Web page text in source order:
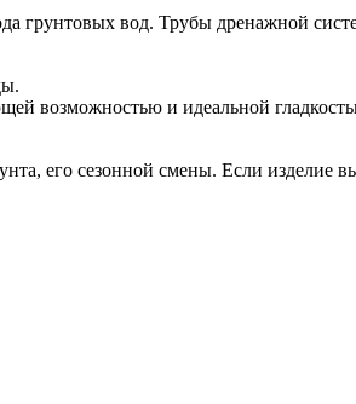
грунтовых вод. Трубы дренажной
возможностью и идеальной
его сезонной смены. Если